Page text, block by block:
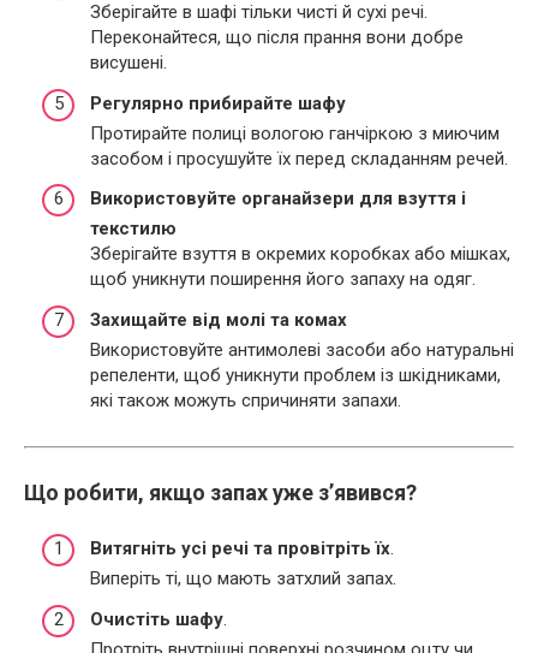
Зберігайте в шафі тільки чисті й сухі речі.
Переконайтеся, що після прання вони добре
висушені.
Регулярно прибирайте шафу
Протирайте полиці вологою ганчіркою з миючим
засобом і просушуйте їх перед складанням речей.
Використовуйте органайзери для взуття і
текстилю
Зберігайте взуття в окремих коробках або мішках,
щоб уникнути поширення його запаху на одяг.
Захищайте від молі та комах
Використовуйте антимолеві засоби або натуральні
репеленти, щоб уникнути проблем із шкідниками,
які також можуть спричиняти запахи.
Що робити, якщо запах уже з’явився?
Витягніть усі речі та провітріть їх.
Виперіть ті, що мають затхлий запах.
Очистіть шафу.